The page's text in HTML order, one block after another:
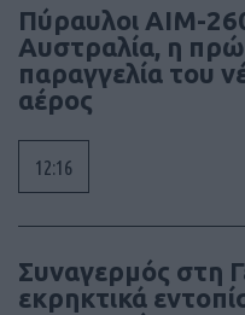
Πύραυλοι AIM-
Αυστραλία, η
παραγγελία του
αέρος
12:16
Συναγερμός στη
εκρηκτικά